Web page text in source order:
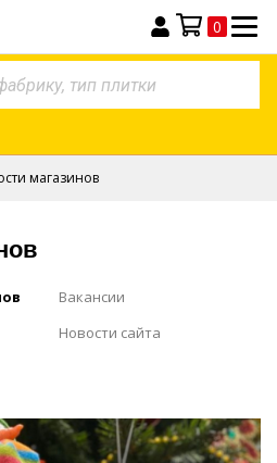
Моя корзина
0
магазинов
Вакансии
Новости сайта